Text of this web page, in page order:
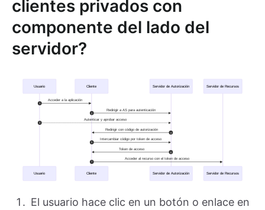
clientes privados con
componente del lado del
servidor?
El usuario hace clic en un botón o enlace en